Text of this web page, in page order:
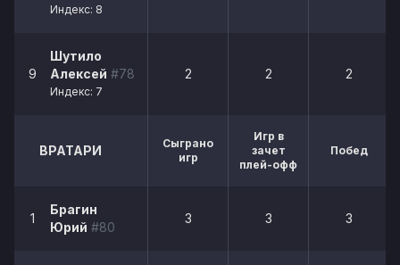
Индекс: 8
9
Шутило
Алексей #78
Индекс: 7
2 2 2
ВРАТАРИ
Сыграно
игр
Игр в
зачет
плей-офф
Побед
1
Брагин
Юрий #80
3 3 3